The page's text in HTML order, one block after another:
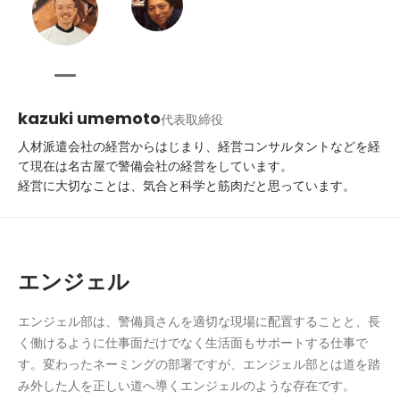
kazuki umemoto代表取締役
人材派遣会社の経営からはじまり、経営コンサルタントなどを経
て現在は名古屋で警備会社の経営をしています。
経営に大切なことは、気合と科学と筋肉だと思っています。
エンジェル
エンジェル部は、警備員さんを適切な現場に配置することと、長
く働けるように仕事面だけでなく生活面もサポートする仕事で
す。変わったネーミングの部署ですが、エンジェル部とは道を踏
み外した人を正しい道へ導くエンジェルのような存在です。